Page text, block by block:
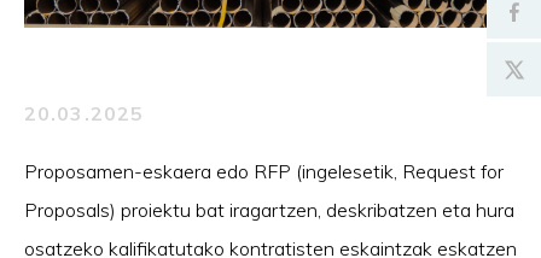
20.03.2025
Proposamen-eskaera edo RFP (ingelesetik, Request for
Proposals) proiektu bat iragartzen, deskribatzen eta hura
osatzeko kalifikatutako kontratisten eskaintzak eskatzen